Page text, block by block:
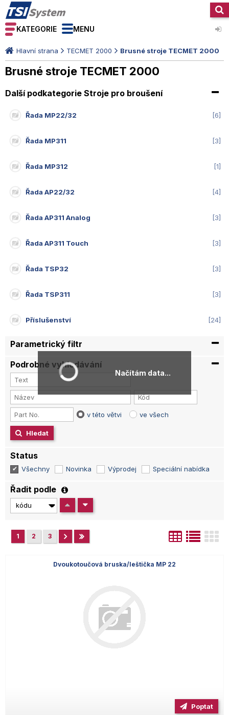
KATEGORIE MENU
Hlavní strana TECMET 2000 Brusné stroje TECMET 2000
Brusné stroje TECMET 2000
Další podkategorie Stroje pro broušení
Řada MP22/32 6
Řada MP311 3
Řada MP312 1
Řada AP22/32 4
Řada AP311 Analog 3
Řada AP311 Touch 3
Řada TSP32 3
Řada TSP311 3
Příslušenství 24
Parametrický filtr
Podrobné vyhledávání
v této větvi ve všech
Hledat
Status
Všechny Novinka Výprodej Speciální nabídka
Řadit podle
1 2 3
Dvoukotoučová bruska/leštička MP 22
Poptat
Načítám data...